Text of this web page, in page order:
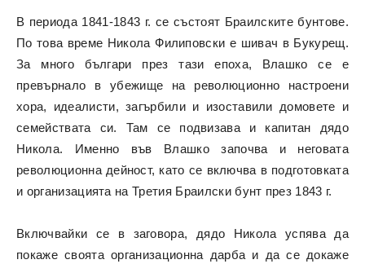
В периода 1841-1843 г. се състоят Браилските бунтове.
По това време Никола Филиповски е шивач в Букурещ.
За много българи през тази епоха, Влашко се е
превърнало в убежище на революционно настроени
хора, идеалисти, загърбили и изоставили домовете и
семействата си. Там се подвизава и капитан дядо
Никола. Именно във Влашко започва и неговата
революционна дейност, като се включва в подготовката
и организацията на Третия Браилски бунт през 1843 г.
Включвайки се в заговора, дядо Никола успява да
покаже своята организационна дарба и да се докаже